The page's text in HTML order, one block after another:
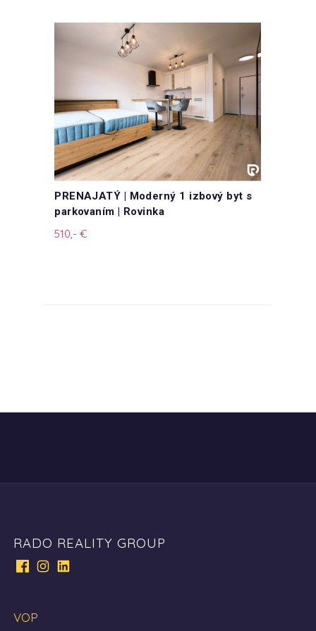
PRENAJATÝ | Moderný 1 izbový byt s
parkovaním | Rovinka
510,- €
RADO REALITY GROUP
VOP